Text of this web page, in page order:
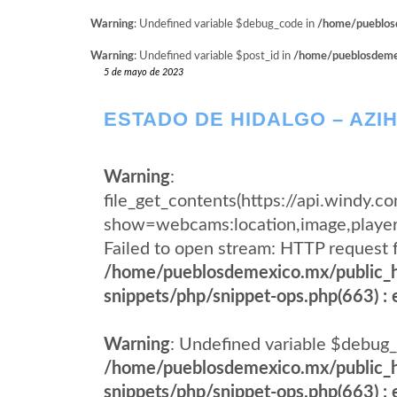
Warning: Undefined variable $debug_code in /home/
Warning: Undefined variable $post_id in /home/
5 de mayo de 2023
ESTADO DE HIDALGO –
Warning:
file_get_contents(https://
Failed to open stream: HTTP
/home/pueblosdemexico.mx/
snippets/php/snippet-ops.php(663) :
Warning: Undefined variable
/home/pueblosdemexico.mx/
snippets/php/snippet-ops.php(663) :